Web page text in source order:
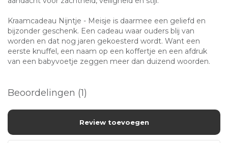
Kraamcadeau Nijntje - Meisje is daarmee een geliefd en
bijzonder geschenk. Een cadeau waar ouders blij van
worden en dat nog jaren gekoesterd wordt. Want een
eerste knuffel, een naam op een koffertje en een afdruk
van een babyvoetje zeggen meer dan duizend woorden.
Beoordelingen (1)
Review toevoegen